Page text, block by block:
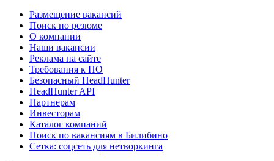
Размещение вакансий
Поиск по резюме
О компании
Наши вакансии
Реклама на сайте
Требования к ПО
Безопасный HeadHunter
HeadHunter API
Партнерам
Инвесторам
Каталог компаний
Поиск по вакансиям в Билибино
Сетка: соцсеть для нетворкинга